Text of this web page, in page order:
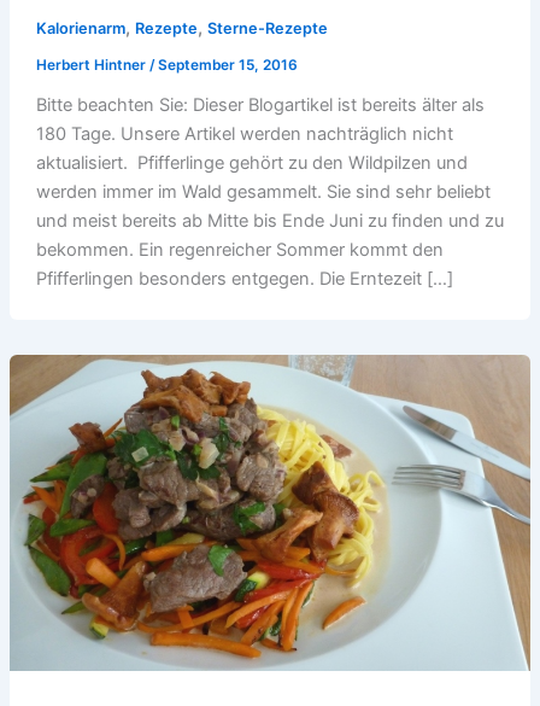
Kalorienarm, Rezepte, Sterne-Rezepte
Herbert Hintner /September 15, 2016
Bitte beachten Sie: Dieser Blogartikel ist bereits älter als
180 Tage. Unsere Artikel werden nachträglich nicht
aktualisiert. Pfifferlinge gehört zu den Wildpilzen und
werden immer im Wald gesammelt. Sie sind sehr beliebt
und meist bereits ab Mitte bis Ende Juni zu finden und zu
bekommen. Ein regenreicher Sommer kommt den
Pfifferlingen besonders entgegen. Die Erntezeit […]